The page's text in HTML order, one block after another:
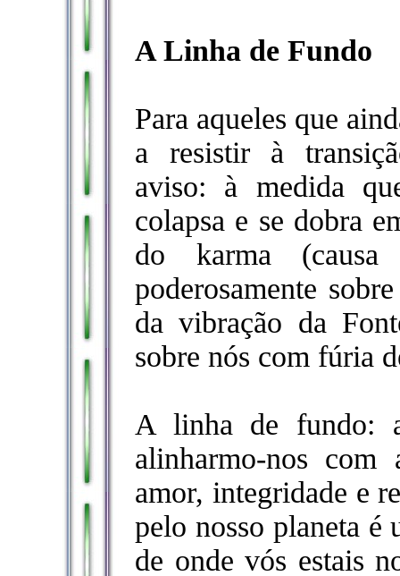
A Linha de Fundo
Para aqueles que
a resistir à
aviso: à medida
colapsa e se dobra
do karma
poderosamente
da vibração da
sobre nós com fúria
A linha de fundo:
alinharmo-nos com
amor, integridade e
pelo nosso planeta é
de onde vós estais